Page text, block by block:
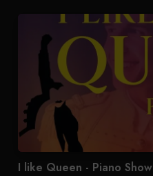
I like Queen - Piano Show